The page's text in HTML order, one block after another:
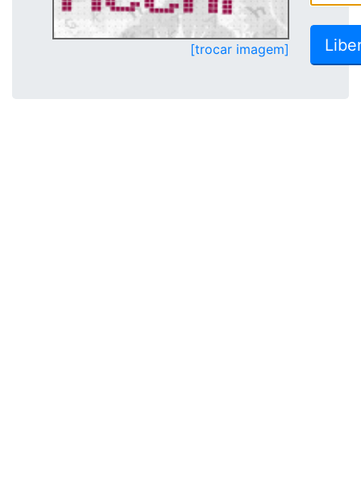
[trocar imagem]